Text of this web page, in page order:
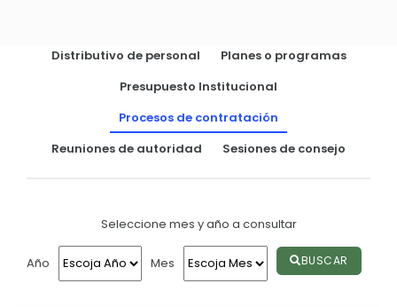
Ubicación
GESTIÓN Y PRESUPUESTO
GESTIÓN INSTITUCIONAL
Sesiones Ordinarias
Convocatorias
GESTIÓN ADMINISTRATIVA
MECANISMOS DE PARTICIPACIÓN
CIUDADANÍA ACTIVA
Distributivo de personal
Planes o programas
Presupuesto Institucional
Procesos de contratación
Reuniones de autoridad
Sesiones de consejo
Seleccione mes y año a consultar
Año Mes BUSCAR